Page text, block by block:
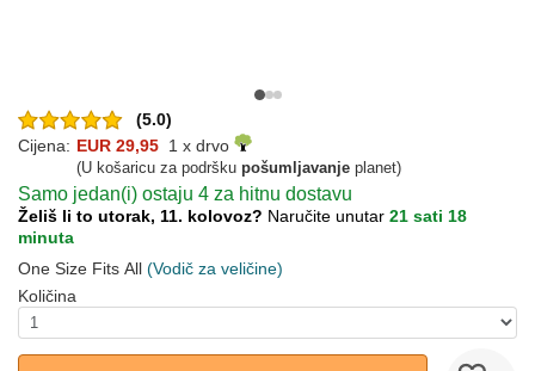
(5.0)
Cijena: EUR 29,95 1 x drvo
(U košaricu za podršku pošumljavanje planet)
Samo jedan(i) ostaju 4 za hitnu dostavu
Želiš li to utorak, 11. kolovoz? Naručite unutar 21 sati 18
minuta
One Size Fits All (Vodič za veličine)
Količina